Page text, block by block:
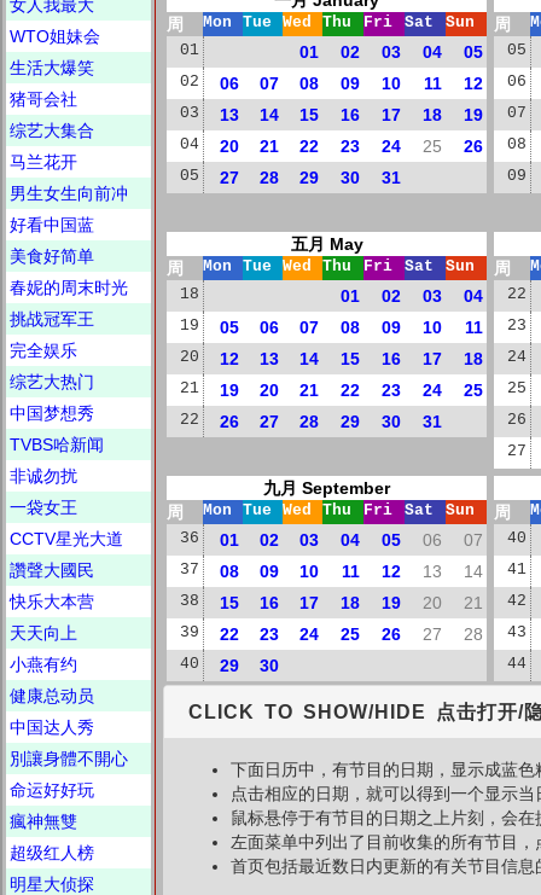
女人我最大
WTO姐妹会
生活大爆笑
猪哥会社
综艺大集合
马兰花开
男生女生向前冲
好看中国蓝
美食好简单
春妮的周末时光
挑战冠军王
完全娱乐
综艺大热门
中国梦想秀
TVBS哈新闻
非诚勿扰
一袋女王
CCTV星光大道
讚聲大國民
快乐大本营
天天向上
小燕有约
健康总动员
中国达人秀
別讓身體不開心
命运好好玩
瘋神無雙
超级红人榜
明星大侦探
周
Mon Tue Wed Thu Fri Sat
Sun
01
01 02 03 04 05
02 06 07 08 09 10 11 12
03 13 14 15 16 17 18 19
04 20 21 22 23 24 25 26
05 27 28 29 30 31
周
05
06
07
08
09
五月 May
周
Mon Tue Wed Thu Fri Sat
Sun
18
01 02 03 04
19 05 06 07 08 09 10 11
20 12 13 14 15 16 17 18
21 19 20 21 22 23 24 25
22 26 27 28 29 30 31
周
22
23
24
25
26
27
九月 September
周
Mon Tue Wed Thu Fri Sat
Sun
36
01 02 03 04 05 06 07
37 08 09 10 11 12 13 14
38 15 16 17 18 19 20 21
39 22 23 24 25 26 27 28
40 29 30
周
40
41
42
43
44
CLICK TO SHOW/HIDE 点击打开/
下面日历中，有节目的日期，显示成蓝
点击相应的日期，就可以得到一个显示
鼠标悬停于有节目的日期之上片刻，会
左面菜单中列出了目前收集的所有节目
首页包括最近数日内更新的有关节目信息